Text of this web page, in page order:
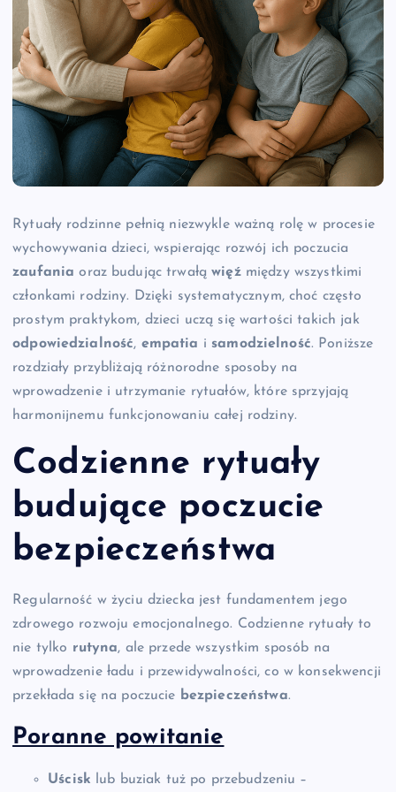
Rytuały rodzinne pełnią niezwykle ważną rolę w procesie
wychowywania dzieci, wspierając rozwój ich poczucia
zaufania oraz budując trwałąwięźmiędzy wszystkimi
członkami rodziny. Dzięki systematycznym, choć często
prostym praktykom, dzieci uczą się wartości takich jak
odpowiedzialność, empatia i samodzielność. Poniższe
rozdziały przybliżają różnorodne sposoby na
wprowadzenie i utrzymanie rytuałów, które sprzyjają
harmonijnemu funkcjonowaniu całej rodziny.
Codzienne rytuały
budujące poczucie
bezpieczeństwa
Regularność w życiu dziecka jest fundamentem jego
zdrowego rozwoju emocjonalnego. Codzienne rytuały to
nie tylko rutyna, ale przede wszystkim sposób na
wprowadzenie ładu i przewidywalności, co w konsekwencji
przekłada się na poczucie bezpieczeństwa.
Poranne powitanie
Uścisk lub buziak tuż po przebudzeniu –